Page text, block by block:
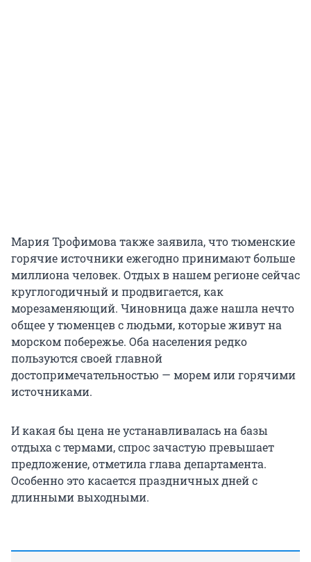
Мария Трофимова также заявила, что тюменские
горячие источники ежегодно принимают больше
миллиона человек. Отдых в нашем регионе сейчас
круглогодичный и продвигается, как
морезаменяющий. Чиновница даже нашла нечто
общее у тюменцев с людьми, которые живут на
морском побережье. Оба населения редко
пользуются своей главной
достопримечательностью — морем или горячими
источниками.
И какая бы цена не устанавливалась на базы
отдыха с термами, спрос зачастую превышает
предложение, отметила глава департамента.
Особенно это касается праздничных дней с
длинными выходными.